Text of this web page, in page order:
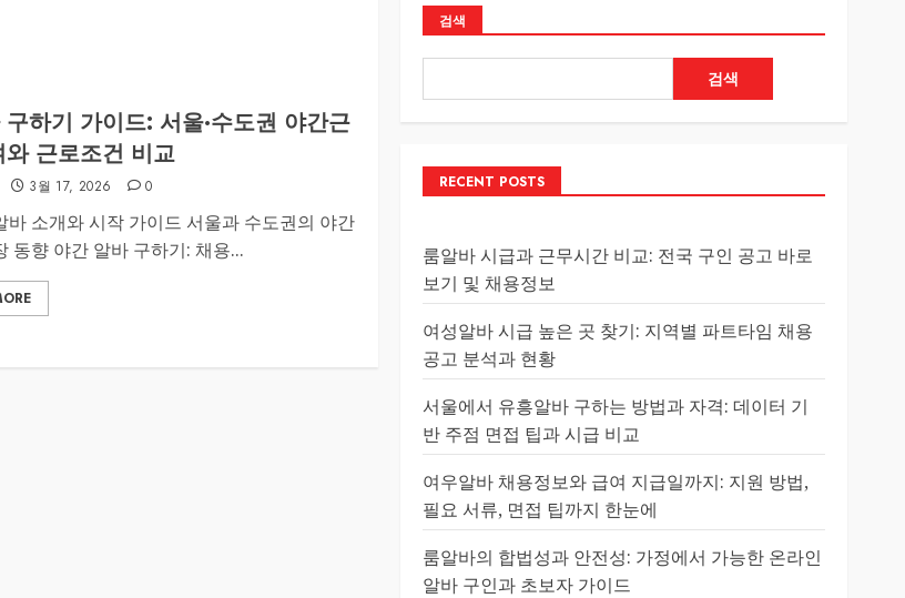
구하기 가이드: 서울·수도권 야간근
와 근로조건 비교
3월 17, 2026 0
바 소개와 시작 가이드 서울과 수도권의 야간
동향 야간 알바 구하기: 채용...
검색
검색
RECENT POSTS
룸알바 시급과 근무시간 비교: 전국 구인 공고 바로
보기 및 채용정보
여성알바 시급 높은 곳 찾기: 지역별 파트타임 채용
공고 분석과 현황
서울에서 유흥알바 구하는 방법과 자격: 데이터 기
반 주점 면접 팁과 시급 비교
여우알바 채용정보와 급여 지급일까지: 지원 방법,
필요 서류, 면접 팁까지 한눈에
룸알바의 합법성과 안전성: 가정에서 가능한 온라인
알바 구인과 초보자 가이드